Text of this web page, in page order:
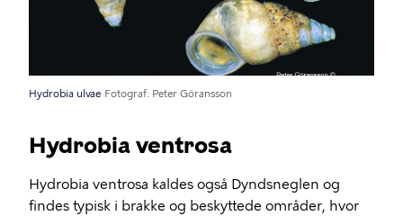
Hydrobia ulvae Fotograf Peter Göransson
Hydrobia ventrosa
Hydrobia ventrosa kaldes også Dyndsneglen og
findes typisk i brakke og beskyttede områder, hvor